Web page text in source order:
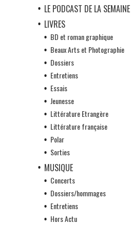
LE PODCAST DE LA SEMAINE
LIVRES
BD et roman graphique
Beaux Arts et Photographie
Dossiers
Entretiens
Essais
Jeunesse
Littérature Etrangère
Littérature française
Polar
Sorties
MUSIQUE
Concerts
Dossiers/hommages
Entretiens
Hors Actu